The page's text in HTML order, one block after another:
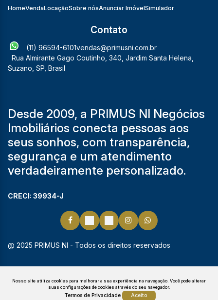
Nosso site utiliza cookies para melhorar a sua experiência na navegação. Você pode alterar
suas configurações de cookies através do seu navegador.
Termos de Privacidade Aceito
HomeVendaLocaçãoSobre nósAnunciar ImóvelSimulador
Contato
(11) 96594-6101vendas@primusni.com.br
Rua Almirante Gago Coutinho 340 Jardim Santa Helena
Suzano SP Brasil
Desde 2009, a PRIMUS NI Negócios
Imobiliários conecta pessoas aos
seus sonhos, com transparência,
segurança e um atendimento
verdadeiramente personalizado.
CRECI: 39934-J
@ 2025 PRIMUS NI - Todos os direitos reservados